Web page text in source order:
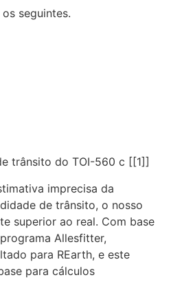
seguintes.
trânsito do TOI-560 c [[1]]
imprecisa da
de trânsito, o nosso
superior ao real. Com base
Allesfitter,
para REarth, e este
para cálculos